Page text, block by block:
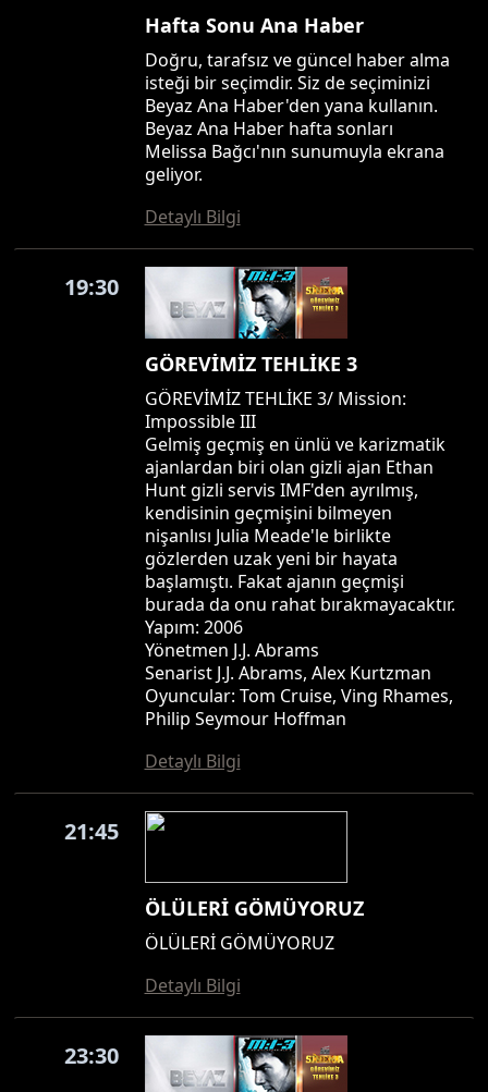
Hafta Sonu Ana Haber
Doğru, tarafsız ve güncel haber alma
isteği bir seçimdir. Siz de seçiminizi
Beyaz Ana Haber'den yana kullanın.
Beyaz Ana Haber hafta sonları
Melissa Bağcı'nın sunumuyla ekrana
geliyor.
Detaylı Bilgi
19:30
GÖREVİMİZ TEHLİKE 3
GÖREVİMİZ TEHLİKE 3/ Mission:
Impossible III
Gelmiş geçmiş en ünlü ve karizmatik
ajanlardan biri olan gizli ajan Ethan
Hunt gizli servis IMF'den ayrılmış,
kendisinin geçmişini bilmeyen
nişanlısı Julia Meade'le birlikte
gözlerden uzak yeni bir hayata
başlamıştı. Fakat ajanın geçmişi
burada da onu rahat bırakmayacaktır.
Yapım: 2006
Yönetmen J.J. Abrams
Senarist J.J. Abrams, Alex Kurtzman
Oyuncular: Tom Cruise, Ving Rhames,
Philip Seymour Hoffman
Detaylı Bilgi
21:45
ÖLÜLERİ GÖMÜYORUZ
ÖLÜLERİ GÖMÜYORUZ
Detaylı Bilgi
23:30